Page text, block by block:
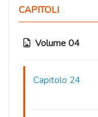
CAPITOLI
Volume 04
Capitolo 24